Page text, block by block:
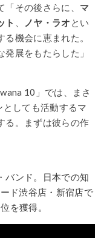
その後さらに、 マ
ト ノヤ・ラオ とい
機会に恵まれた。
展をもたらした」
10」では、まさ
としても活動するマ
る。まずは彼らの作
バンド。日本での知
ド渋谷店・新宿店で
を獲得。